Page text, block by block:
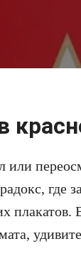
или
где
плакатов.